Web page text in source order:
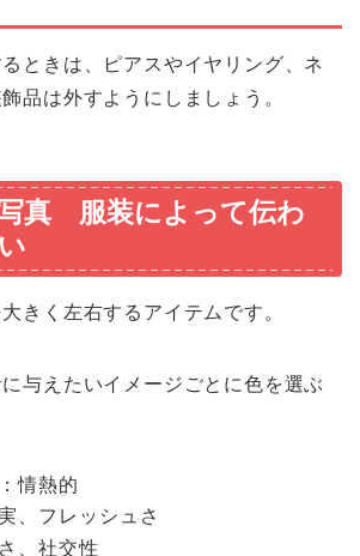
ときは、ピアスやイヤリング、ネ
品は外すようにしましょう。
真 服装によって伝わ
きく左右するアイテムです。
与えたいイメージごとに色を選ぶ
情熱的
、フレッシュさ
、社交性